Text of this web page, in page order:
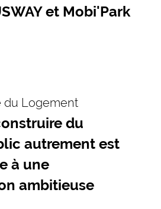
et Mobi'Park
du Logement
du
autrement est
à une
ambitieuse